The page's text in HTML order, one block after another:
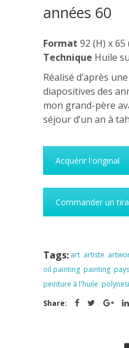
années 60
Format 92 (H) x 65
Technique Huile
Réalisé d’après
diapositives des
mon grand-père
séjour d’un an à
Acquérir l'original
Commander un
Tags: art artiste
oil painting painting
peinture à l'huile
Share: